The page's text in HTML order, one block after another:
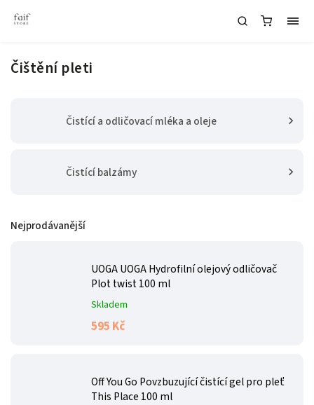
Čištění pleti
Čistící a odličovací mléka a oleje
Čistící balzámy
Nejprodávanější
UOGA UOGA Hydrofilní olejový odličovač
Plot twist 100 ml
Skladem
595 Kč
Off You Go Povzbuzující čistící gel pro pleť
This Place 100 ml